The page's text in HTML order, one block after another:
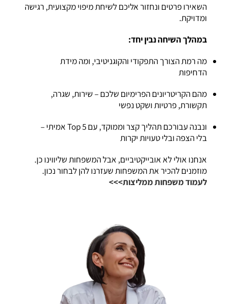
השאירו פרטים ונחזור אליכם לשיחת מיפוי מקצועית, רגישה
ומדויקת.
במהלך השיחה נבין יחד:
מה רמת הצורך התפקודי והקוגניטיבי, ומה מידת
הדחיפות
מהם הקריטריונים הפרימיום שלכם – שירות, שגרה,
תקשורת, פרטיות ושקט נפשי
ונבנה עבורכם תהליך קצר וממוקד, עם Top 5 אמיתי –
בלי הצפה ובלי טעויות יקרות
אנחנו אולי לא אובייקטיביים, אבל המשפחות שליווינו כן.
מוזמנים להכיר את המשפחות שעזרנו להן לבחור נכון.
לעמוד משפחות ממליצות>>>